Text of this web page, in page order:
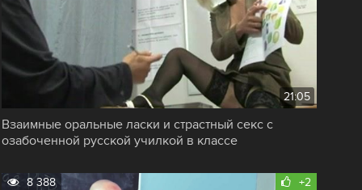
21:05
Взаимные оральные ласки и страстный секс с
озабоченной русской училкой в классе
+2
8 388